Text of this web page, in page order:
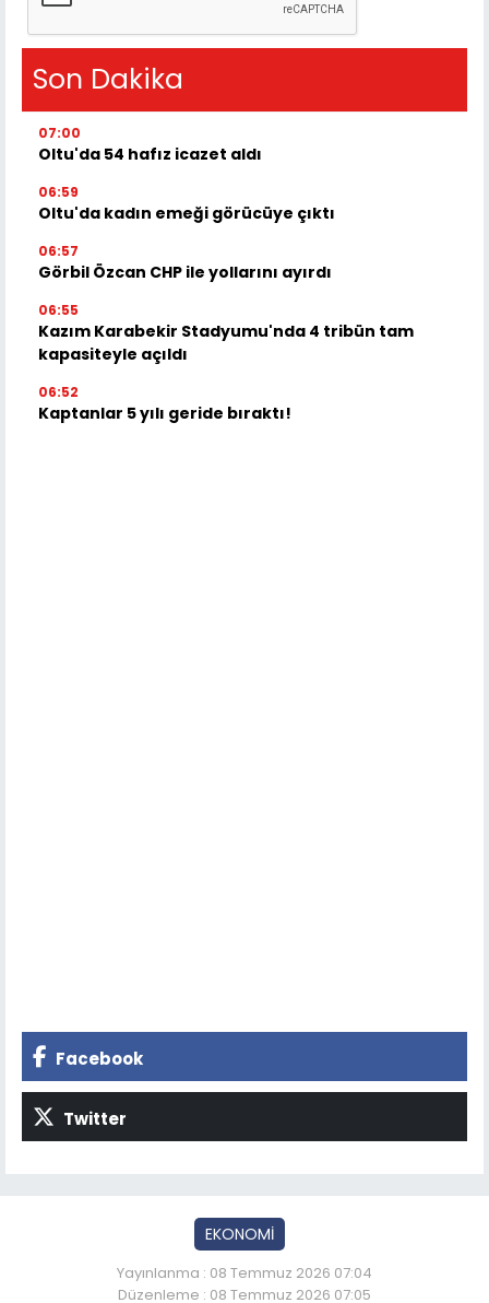
Son Dakika
07:00
Oltu'da 54 hafız icazet aldı
06:59
Oltu'da kadın emeği görücüye çıktı
06:57
Görbil Özcan CHP ile yollarını ayırdı
06:55
Kazım Karabekir Stadyumu'nda 4 tribün tam
kapasiteyle açıldı
06:52
Kaptanlar 5 yılı geride bıraktı!
Facebook
Twitter
EKONOMİ
Yayınlanma : 08 Temmuz 2026 07:04
Düzenleme : 08 Temmuz 2026 07:05